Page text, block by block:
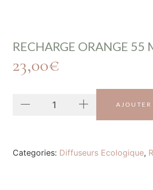
RECHARGE ORANGE 55
23,00€
AJOUTER
Categories: Diffuseurs Ecologique,